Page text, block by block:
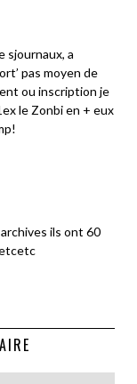
sjournaux, a
pas moyen de
ou inscription je
le Zonbi en + eux
ils ont 60